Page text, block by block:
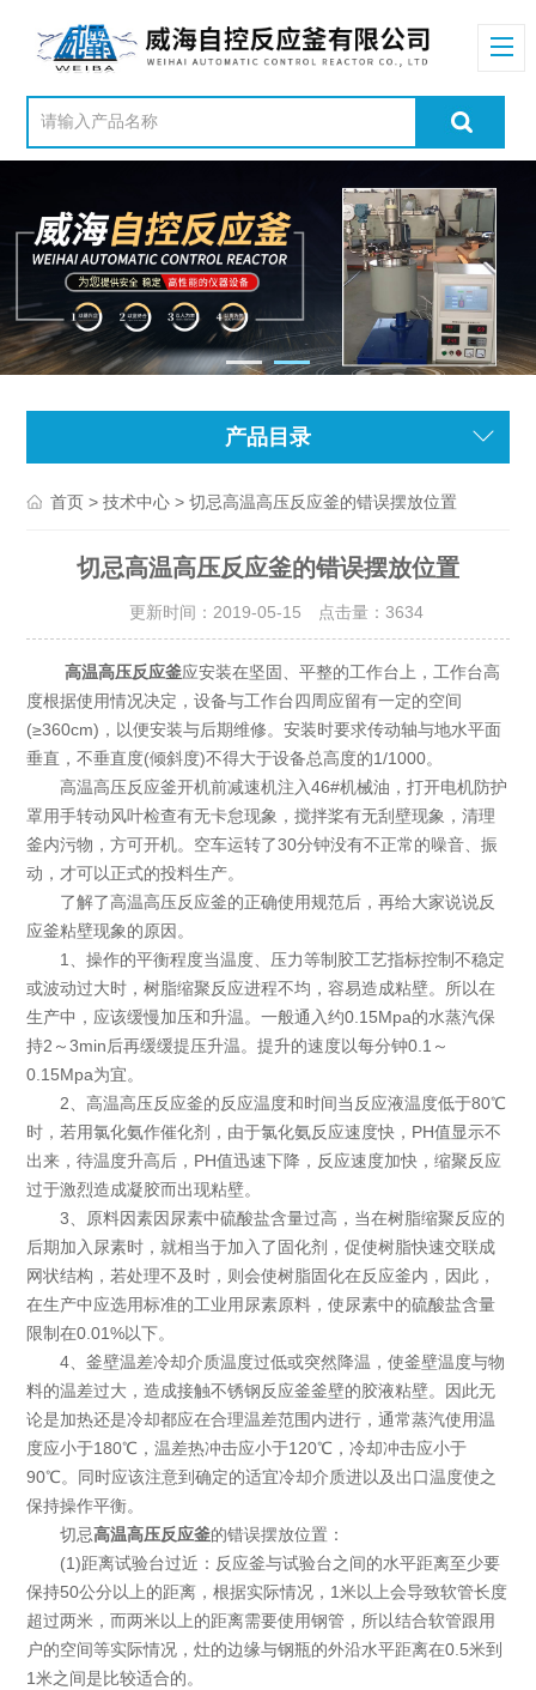
产品目录
首页 >技术中心 > 切忌高温高压反应釜的错误摆放位置
切忌高温高压反应釜的错误摆放位置
更新时间：2019-05-15 点击量： 3634
高温高压反应釜应安装在坚固、平整的工作台上，工作台高
度根据使用情况决定，设备与工作台四周应留有一定的空间
(≥360cm)，以便安装与后期维修。安装时要求传动轴与地水平面
垂直，不垂直度(倾斜度)不得大于设备总高度的1/1000。
高温高压反应釜开机前减速机注入46#机械油，打开电机防护
罩用手转动风叶检查有无卡怠现象，搅拌桨有无刮壁现象，清理
釜内污物，方可开机。空车运转了30分钟没有不正常的噪音、振
动，才可以正式的投料生产。
了解了高温高压反应釜的正确使用规范后，再给大家说说反
应釜粘壁现象的原因。
1、操作的平衡程度当温度、压力等制胶工艺指标控制不稳定
或波动过大时，树脂缩聚反应进程不均，容易造成粘壁。所以在
生产中，应该缓慢加压和升温。一般通入约0.15Mpa的水蒸汽保
持2～3min后再缓缓提压升温。提升的速度以每分钟0.1～
0.15Mpa为宜。
2、高温高压反应釜的反应温度和时间当反应液温度低于80℃
时，若用氯化氨作催化剂，由于氯化氨反应速度快，PH值显示不
出来，待温度升高后，PH值迅速下降，反应速度加快，缩聚反应
过于激烈造成凝胶而出现粘壁。
3、原料因素因尿素中硫酸盐含量过高，当在树脂缩聚反应的
后期加入尿素时，就相当于加入了固化剂，促使树脂快速交联成
网状结构，若处理不及时，则会使树脂固化在反应釜内，因此，
在生产中应选用标准的工业用尿素原料，使尿素中的硫酸盐含量
限制在0.01%以下。
4、釜壁温差冷却介质温度过低或突然降温，使釜壁温度与物
料的温差过大，造成接触不锈钢反应釜釜壁的胶液粘壁。因此无
论是加热还是冷却都应在合理温差范围内进行，通常蒸汽使用温
度应小于180℃，温差热冲击应小于120℃，冷却冲击应小于
90℃。同时应该注意到确定的适宜冷却介质进以及出口温度使之
保持操作平衡。
切忌高温高压反应釜的错误摆放位置：
(1)距离试验台过近：反应釜与试验台之间的水平距离至少要
保持50公分以上的距离，根据实际情况，1米以上会导致软管长度
超过两米，而两米以上的距离需要使用钢管，所以结合软管跟用
户的空间等实际情况，灶的边缘与钢瓶的外沿水平距离在0.5米到
1米之间是比较适合的。